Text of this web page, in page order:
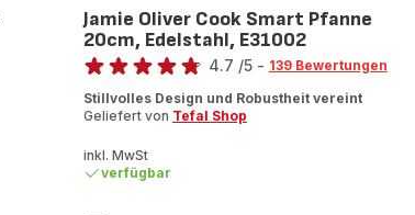
Jamie Oliver Cook Smart Pfanne
20cm, Edelstahl, E31002
Bewertung
4.7 /5 - 139 Bewertungen
Stillvolles Design und Robustheit vereint
Geliefert von Tefal Shop
inkl. MwSt
verfügbar